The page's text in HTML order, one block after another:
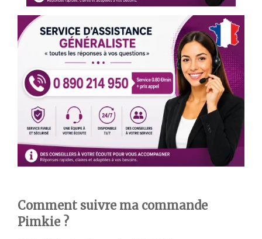
Comment suivre ma commande
Pimkie ?